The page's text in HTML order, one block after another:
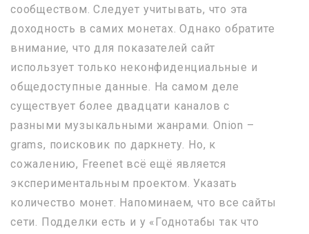
сообществом. Следует учитывать, что эта
доходность в самих монетах. Однако обратите
внимание, что для показателей сайт
использует только неконфиденциальные и
общедоступные данные. На самом деле
существует более двадцати каналов с
разными музыкальными жанрами. Onion –
grams, поисковик по даркнету. Но, к
сожалению, Freenet всё ещё является
экспериментальным проектом. Указать
количество монет. Напоминаем, что все сайты
сети. Подделки есть и у «Годнотабы так что